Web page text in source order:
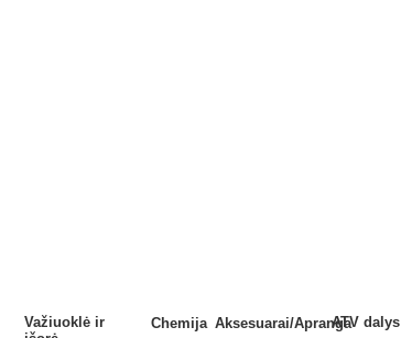
Važiuoklė ir
Chemija Aksesuarai/AprangaATV dalys